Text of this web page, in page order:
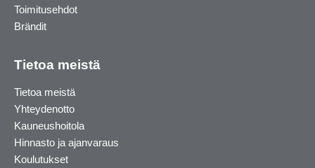
Toimitusehdot
Brändit
Tietoa meistä
Tietoa meistä
Yhteydenotto
Kauneushoitola
Hinnasto ja ajanvaraus
Koulutukset